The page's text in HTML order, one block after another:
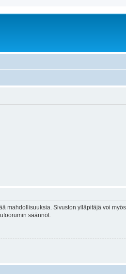
mahdollisuuksia. Sivuston ylläpitäjä voi
säännöt.